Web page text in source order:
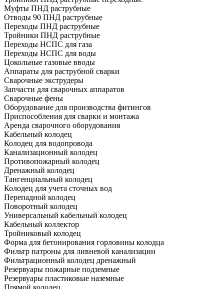
Муфты ПНД раструбные
Отводы 90 ПНД раструбные
Переходы ПНД раструбные
Тройники ПНД раструбные
Переходы НСПС для газа
Переходы НСПС для воды
Цокольные газовые вводы
Аппараты для раструбной сварки
Сварочные экструдеры
Запчасти для сварочных аппаратов
Сварочные фены
Оборудование для производства фитингов
Приспособления для сварки и монтажа
Аренда сварочного оборудования
Кабельный колодец
Колодец для водопровода
Канализационный колодец
Противопожарный колодец
Дренажный колодец
Тангенциальный колодец
Колодец для учета сточных вод
Перепадной колодец
Поворотный колодец
Универсальный кабельный колодец
Кабельный коллектор
Тройниковый колодец
Форма для бетонирования горловины колодца
Фильтр патроны для ливневой канализации
Фильтрационный колодец дренажный
Резервуары пожарные подземные
Резервуары пластиковые наземные
Прямой колодец